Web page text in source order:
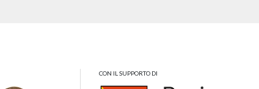
CON IL SUPPORTO DI